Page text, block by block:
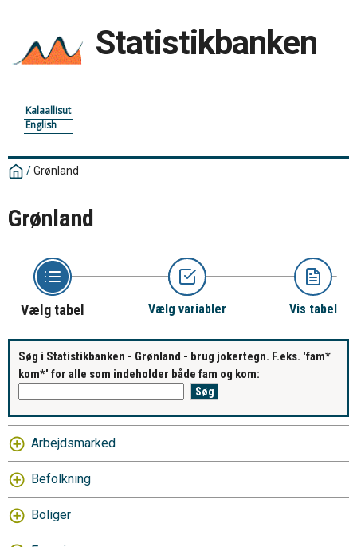
Statistikbanken
Kalaallisut
English
/Grønland
Grønland
Vælg tabel Vælg variabler Vis tabel
Søg i Statistikbanken - Grønland - brug jokertegn. F.eks. 'fam*
kom*' for alle som indeholder både fam og kom:
Arbejdsmarked
Befolkning
Boliger